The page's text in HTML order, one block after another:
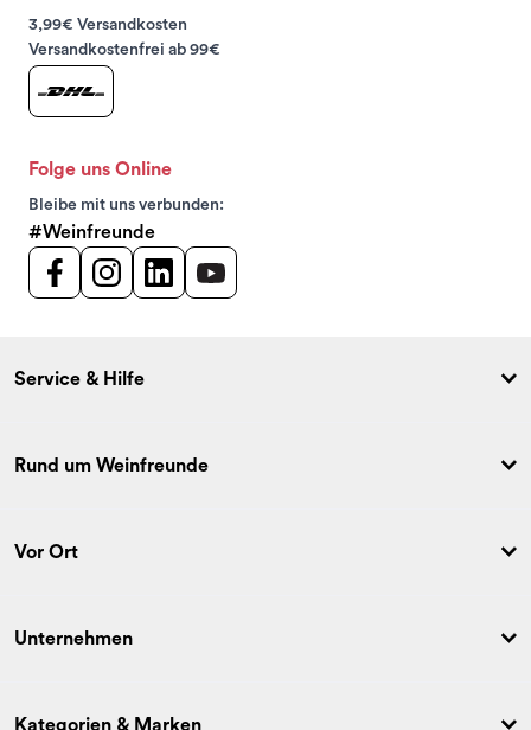
3,99€ Versandkosten
Versandkostenfrei ab 99€
Folge uns Online
Bleibe mit uns verbunden:
#Weinfreunde
Service & Hilfe
Rund um Weinfreunde
Vor Ort
Unternehmen
Kategorien & Marken